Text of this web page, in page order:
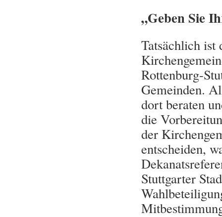
„Geben Sie
Tatsächlich ist
Rottenburg-
Gemeinden.
dort beraten
die
der
entscheiden,
Stuttgarter